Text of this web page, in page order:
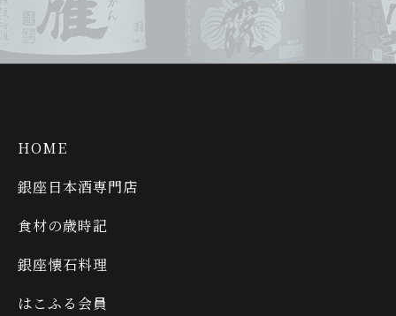
HOME
銀座日本酒専門店
食材の歳時記
銀座懐石料理
はこふる会員